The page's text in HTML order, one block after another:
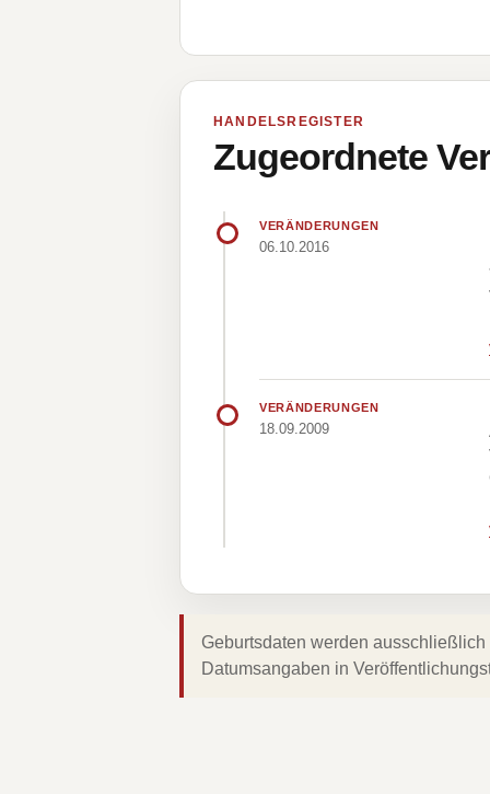
HANDELSREGISTER
Zugeordnete
VERÄNDERUNGEN
06.10.2016
VERÄNDERUNGEN
18.09.2009
Geburtsdaten werden
Datumsangaben in